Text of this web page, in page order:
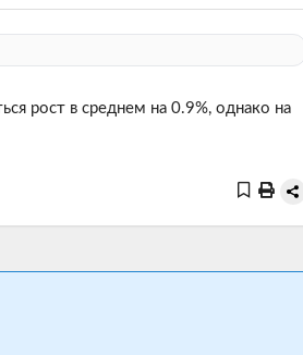
рост в среднем на 0.9%, однако на